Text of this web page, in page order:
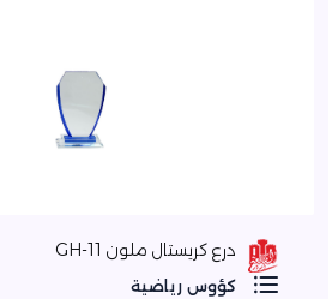
درع كريستال ملون GH-11
كؤوس رياضية